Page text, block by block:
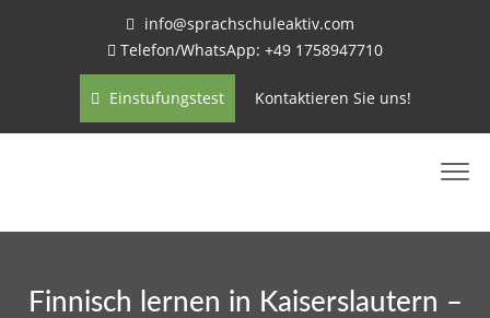
info@sprachschuleaktiv.com
Telefon/WhatsApp: +49 1758947710
Einstufungstest Kontaktieren Sie uns!
Finnisch lernen in Kaiserslautern –